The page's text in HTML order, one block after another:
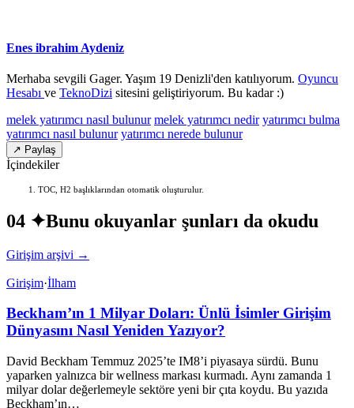
Enes ibrahim Aydeniz
Merhaba sevgili Gager. Yaşım 19 Denizli'den katılıyorum. Oyuncu
Hesabı ve TeknoDizi sitesini geliştiriyorum. Bu kadar :)
melek yatırımcı nasıl bulunur melek yatırımcı nedir yatırımcı bulma
yatırımcı nasıl bulunur yatırımcı nerede bulunur
↗ Paylaş
İçindekiler
TOC, H2 başlıklarından otomatik oluşturulur.
04 ✦Bunu okuyanlar şunları da okudu
Girişim arşivi →
Girişim·İlham
Beckham’ın 1 Milyar Doları: Ünlü İsimler Girişim
Dünyasını Nasıl Yeniden Yazıyor?
David Beckham Temmuz 2025’te IM8’i piyasaya sürdü. Bunu
yaparken yalnızca bir wellness markası kurmadı. Aynı zamanda 1
milyar dolar değerlemeyle sektöre yeni bir çıta koydu. Bu yazıda
Beckham’ın…